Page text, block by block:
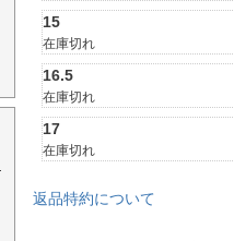
15
在庫切れ
16.5
在庫切れ
17
在庫切れ
返品特約について